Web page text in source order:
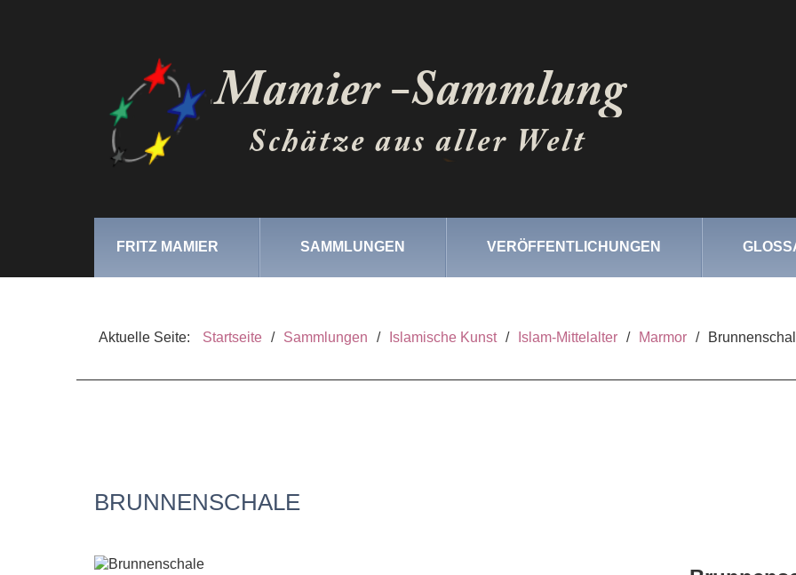
FRITZ MAMIER SAMMLUNGEN VERÖFFENTLICHUNGEN
Aktuelle Seite: Startseite / Sammlungen / Islamische Kunst / Islam-Mittelalter / Marmor /
BRUNNENSCHALE